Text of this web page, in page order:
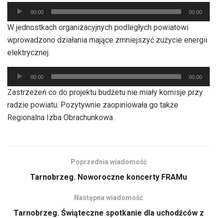
Odtwarzacz
plików
dźwiękowych
00:00 00:00
W jednostkach organizacyjnych podległych powiatowi
wprowadzono działania mające zmniejszyć zużycie energii
elektrycznej.
Odtwarzacz
plików
dźwiękowych
00:00 00:00
Zastrzeżeń co do projektu budżetu nie miały komisje przy
radzie powiatu. Pozytywnie zaopiniowała go także
Regionalna Izba Obrachunkowa.
Poprzednia wiadomość
Tarnobrzeg. Noworoczne koncerty FRAMu
Następna wiadomość
Tarnobrzeg. Świąteczne spotkanie dla uchodźców z